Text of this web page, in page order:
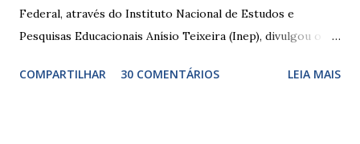
Federal, através do Instituto Nacional de Estudos e
Pesquisas Educacionais Anísio Teixeira (Inep), divulgou o
Enem 2019. O Exame Nacional do Ensino Médio ou ENEM é
COMPARTILHAR 30 COMENTÁRIOS LEIA MAIS